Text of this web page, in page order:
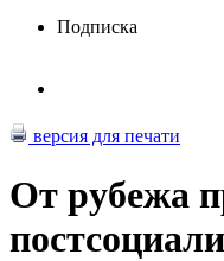
Подписка
версия для печати
От рубежа